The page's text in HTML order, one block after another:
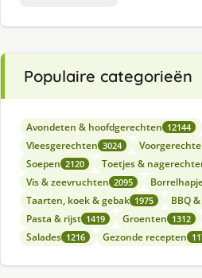
Populaire categorieën
Avondeten & hoofdgerechten 12144
Vleesgerechten 3024
Soepen 2120 Toetjes &
Vis & zeevruchten 2095
Taarten, koek & gebak 1975 BBQ
Pasta & rijst 1419 Groenten 1312
Salades 1216 Gezonde recepten